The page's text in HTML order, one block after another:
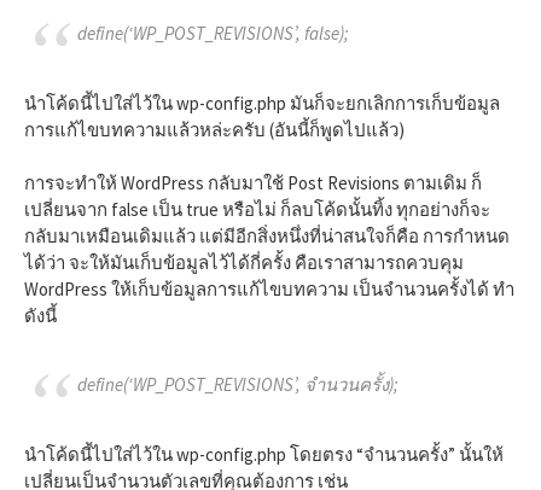
define(‘WP_POST_REVISIONS’, false);
นำโค้ดนี้ไปใส่ไว้ใน wp-config.php มันก็จะยกเลิกการเก็บข้อมูล
การแก้ไขบทความแล้วหล่ะครับ (อันนี้ก็พูดไปแล้ว)
การจะทำให้ WordPress กลับมาใช้ Post Revisions ตามเดิม ก็
เปลี่ยนจาก false เป็น true หรือไม่ ก็ลบโค้ดนั้นทิ้ง ทุกอย่างก็จะ
กลับมาเหมือนเดิมแล้ว แต่มีอีกสิ่งหนึ่งที่น่าสนใจก็คือ การกำหนด
ได้ว่า จะให้มันเก็บข้อมูลไว้ได้กี่ครั้ง คือเราสามารถควบคุม
WordPress ให้เก็บข้อมูลการแก้ไขบทความ เป็นจำนวนครั้งได้ ทำ
ดังนี้
define(‘WP_POST_REVISIONS’, จำนวนครั้ง);
นำโค้ดนี้ไปใส่ไว้ใน wp-config.php โดยตรง “จำนวนครั้ง” นั้นให้
เปลี่ยนเป็นจำนวนตัวเลขที่คุณต้องการ เช่น